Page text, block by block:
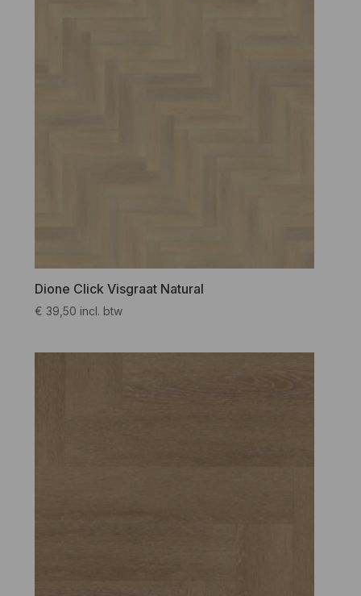
Dione Click Visgraat Natural
€ 39,50 incl. btw